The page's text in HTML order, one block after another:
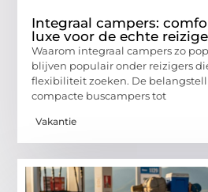
Integraal campers:
luxe voor de echte
Waarom integraal campers zo
blijven populair onder reizigers
flexibiliteit zoeken. De
compacte buscampers tot
Vakantie